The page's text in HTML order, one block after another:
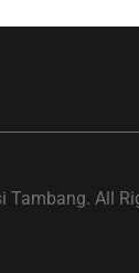
All